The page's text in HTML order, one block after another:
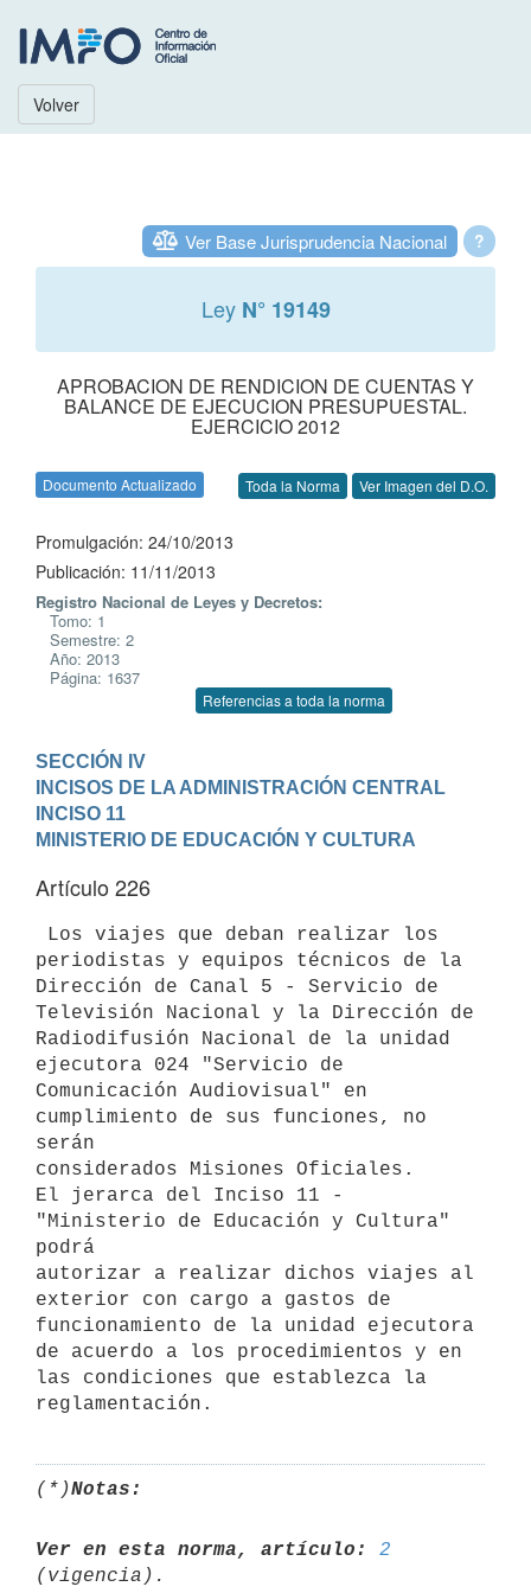
Volver
?
Ver Base Jurisprudencia Nacional
Ley N° 19149
APROBACION DE RENDICION DE CUENTAS Y
BALANCE DE EJECUCION PRESUPUESTAL.
EJERCICIO 2012
Documento Actualizado Toda la Norma Ver Imagen del D.O.
Promulgación: 24/10/2013
Publicación: 11/11/2013
Registro Nacional de Leyes y Decretos:
Tomo: 1
Semestre: 2
Año: 2013
Página: 1637
Referencias a toda la norma
SECCIÓN IV
INCISOS DE LA ADMINISTRACIÓN CENTRAL
INCISO 11
MINISTERIO DE EDUCACIÓN Y CULTURA
Artículo 226
periodistas y equipos técnicos de la
Dirección de Canal 5 - Servicio de
Televisión Nacional y la Dirección de
Radiodifusión Nacional de la unidad
ejecutora 024 "Servicio de
Comunicación Audiovisual" en
cumplimiento de sus funciones, no
serán
considerados Misiones Oficiales.
El jerarca del Inciso 11 -
"Ministerio de Educación y Cultura"
podrá
autorizar a realizar dichos viajes al
exterior con cargo a gastos de
funcionamiento de la unidad ejecutora
de acuerdo a los procedimientos y en
las condiciones que establezca la
(*)Notas:
Ver en esta norma, artículo:
2